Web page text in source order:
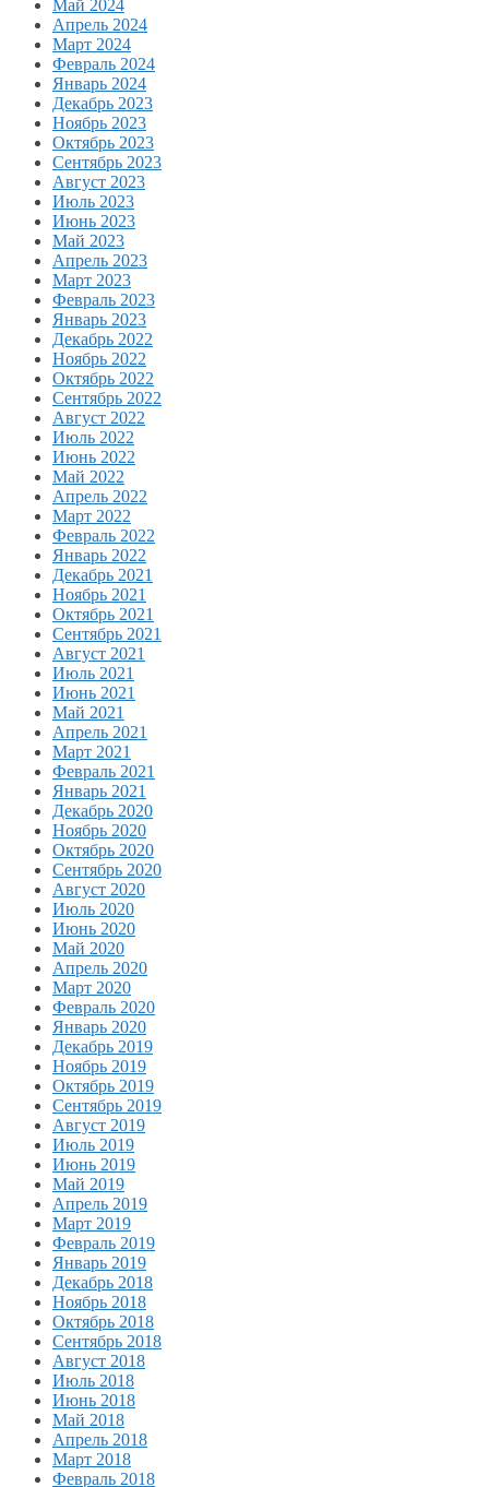
Май 2024
Апрель 2024
Март 2024
Февраль 2024
Январь 2024
Декабрь 2023
Ноябрь 2023
Октябрь 2023
Сентябрь 2023
Август 2023
Июль 2023
Июнь 2023
Май 2023
Апрель 2023
Март 2023
Февраль 2023
Январь 2023
Декабрь 2022
Ноябрь 2022
Октябрь 2022
Сентябрь 2022
Август 2022
Июль 2022
Июнь 2022
Май 2022
Апрель 2022
Март 2022
Февраль 2022
Январь 2022
Декабрь 2021
Ноябрь 2021
Октябрь 2021
Сентябрь 2021
Август 2021
Июль 2021
Июнь 2021
Май 2021
Апрель 2021
Март 2021
Февраль 2021
Январь 2021
Декабрь 2020
Ноябрь 2020
Октябрь 2020
Сентябрь 2020
Август 2020
Июль 2020
Июнь 2020
Май 2020
Апрель 2020
Март 2020
Февраль 2020
Январь 2020
Декабрь 2019
Ноябрь 2019
Октябрь 2019
Сентябрь 2019
Август 2019
Июль 2019
Июнь 2019
Май 2019
Апрель 2019
Март 2019
Февраль 2019
Январь 2019
Декабрь 2018
Ноябрь 2018
Октябрь 2018
Сентябрь 2018
Август 2018
Июль 2018
Июнь 2018
Май 2018
Апрель 2018
Март 2018
Февраль 2018